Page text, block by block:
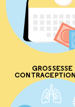
GROSSESSE